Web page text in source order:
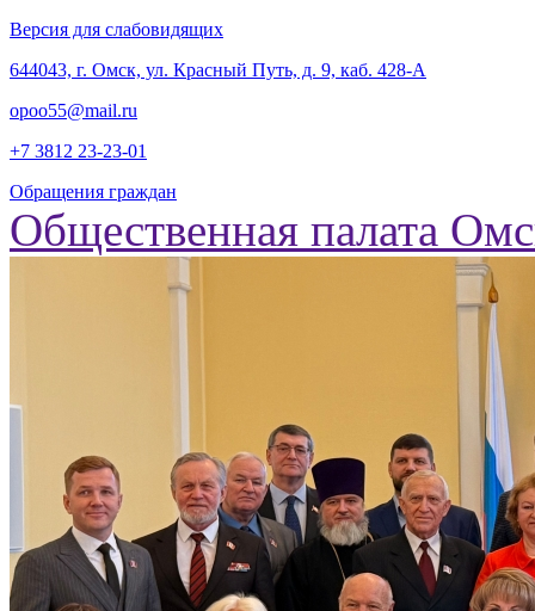
Версия для слабовидящих
‎644043, г. Омск, ул. Красный Путь, д. 9, каб. 428-А
opoo55@mail.ru
+7 3812 23-23-01
Обращения граждан
Общественная палата